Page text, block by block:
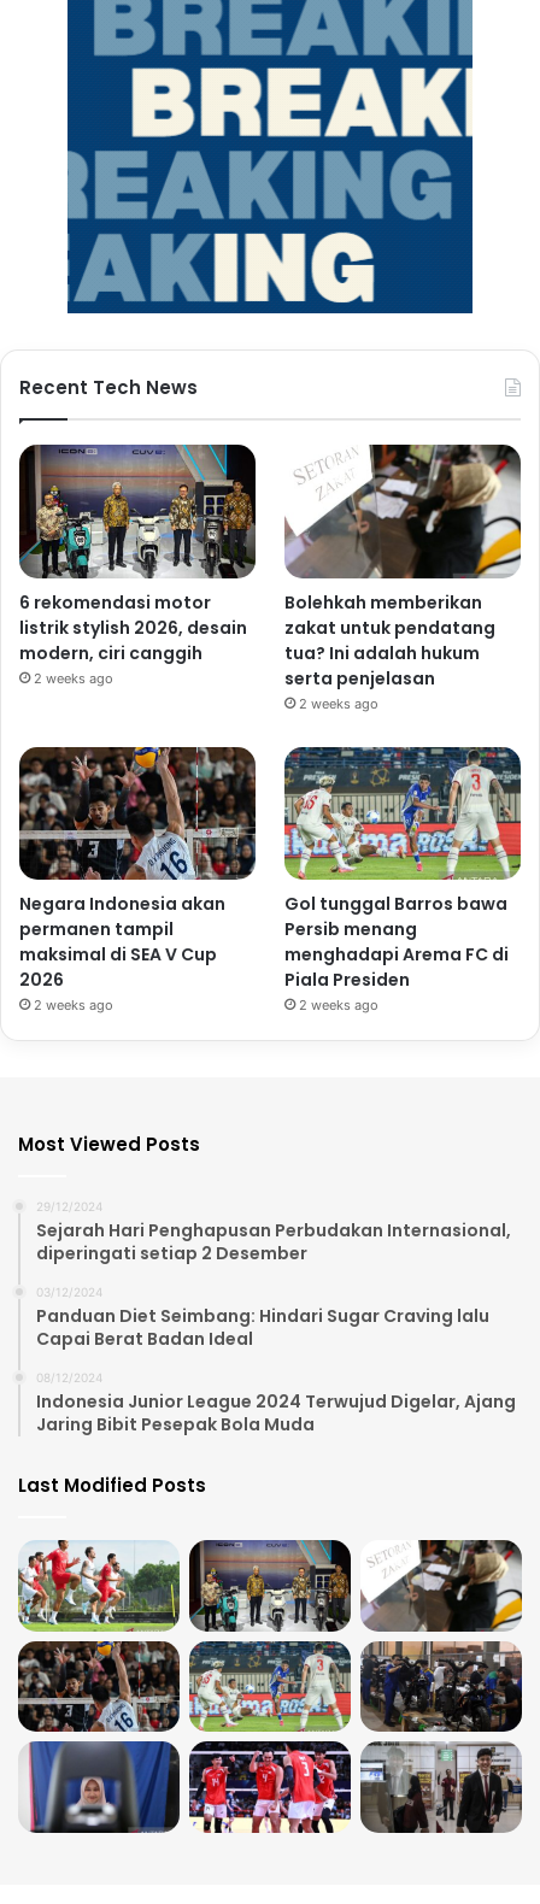
Recent Tech News
6 rekomendasi motor
listrik stylish 2026, desain
modern, ciri canggih
2 weeks ago
Bolehkah memberikan
zakat untuk pendatang
tua? Ini adalah hukum
serta penjelasan
2 weeks ago
Negara Indonesia akan
permanen tampil
maksimal di SEA V Cup
2026
2 weeks ago
Gol tunggal Barros bawa
Persib menang
menghadapi Arema FC di
Piala Presiden
2 weeks ago
Most Viewed Posts
29/12/2024
Sejarah Hari Penghapusan Perbudakan Internasional,
diperingati setiap 2 Desember
03/12/2024
Panduan Diet Seimbang: Hindari Sugar Craving lalu
Capai Berat Badan Ideal
08/12/2024
Indonesia Junior League 2024 Terwujud Digelar, Ajang
Jaring Bibit Pesepak Bola Muda
Last Modified Posts